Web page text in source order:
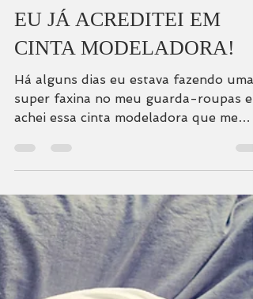
17 de abr. de 2024
HÁBITOS SAUDÁVEIS
EU JÁ ACREDITEI EM
CINTA MODELADORA!
Há alguns dias eu estava fazendo uma
super faxina no meu guarda-roupas e
achei essa cinta modeladora que me
trouxe diversas lembranças...